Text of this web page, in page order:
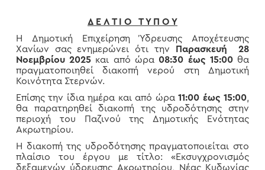
Δ Ε Λ Τ Ι Ο Τ Υ Π Ο Υ
Η Δημοτική Επιχείρηση Ύδρευσης Αποχέτευσης
Χανίων σας ενημερώνει ότι την
Παρασκευή 28
Νοεμβρίου 2025 και από ώρα 08:30 έως 15:00θα
πραγματοποιηθεί διακοπή νερού στη Δημοτική
Κοινότητα Στερνών.
Επίσης την ίδια ημέρα και από ώρα11:00 έως 15:00,
θα παρατηρηθεί διακοπή της υδροδότησης στην
περιοχή του Παζινού της Δημοτικής Ενότητας
Ακρωτηρίου.
Η διακοπή της υδροδότησης πραγματοποιείται στο
πλαίσιο του έργου με τίτλο: «Εκσυγχρονισμός
δεξαμενών ύδρευσης Ακρωτηρίου, Νέας Κυδωνίας